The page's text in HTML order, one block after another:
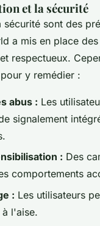
et la sécurité
sécurité sont des
a mis en place des
respectueux.
y remédier :
abus : Les
signalement
: Des
comportements
: Les utilisateurs
à l'aise.